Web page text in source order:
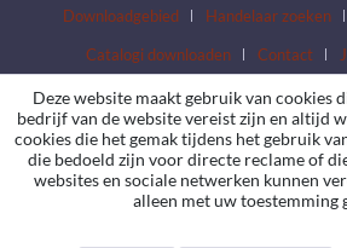
Downloadgebied Handelaar zoeken
Catalogi downloaden
Contact
Deze website maakt gebruik van cookies
bedrijf van de website vereist zijn en altijd
cookies die het gemak tijdens het gebruik
die bedoeld zijn voor directe reclame of
websites en sociale netwerken kunnen
alleen met uw toestemming